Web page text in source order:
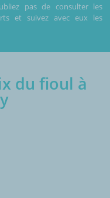
pas de consulter les
et suivez avec eux les
du fioul à